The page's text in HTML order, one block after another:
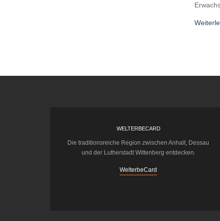
WELTERBECARD
Die traditionsreiche Region zwischen Anhalt, Dessau
und der Lutherstadt Wittenberg entdecken.
WelterbeCard